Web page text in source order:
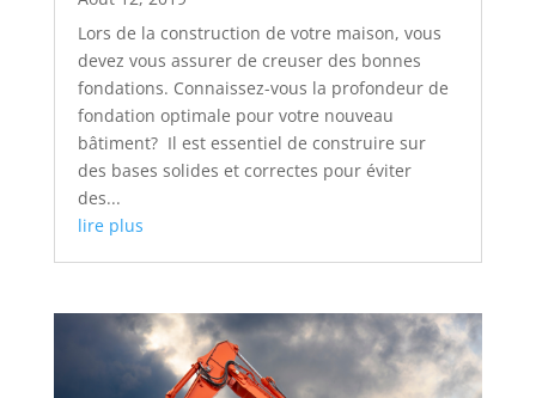
Lors de la construction de votre maison, vous
devez vous assurer de creuser des bonnes
fondations. Connaissez-vous la profondeur de
fondation optimale pour votre nouveau
bâtiment? Il est essentiel de construire sur
des bases solides et correctes pour éviter
des...
lire plus